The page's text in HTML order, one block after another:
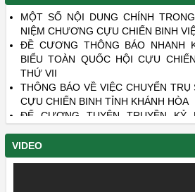
MỘT SỐ NỘI DUNG CHÍNH
NIỆM CHƯƠNG CỰU CHIẾN BINH
ĐỀ CƯƠNG THÔNG BÁO NHANH
BIỂU TOÀN QUỐC HỘI CỰU
THỨ VII
THÔNG BÁO VỀ VIỆC CHUYỂN
CỰU CHIẾN BINH TỈNH KHÁNH HÒA
ĐẾ CƯƠNG TUYÊN TRUYỀN KỶ
THẮNG “HÀ NỘI- ĐIỆN BIÊN PHỦ
12/2022)
VIDEO